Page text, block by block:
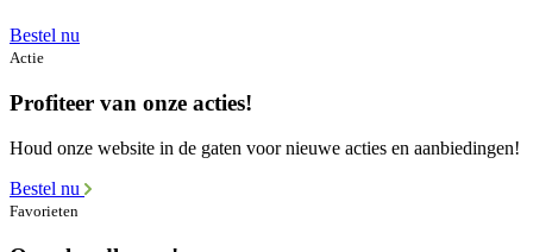
Bestel nu
Actie
Profiteer van onze acties!
Houd onze website in de gaten voor nieuwe acties en aanbiedingen!
Bestel nu
Favorieten